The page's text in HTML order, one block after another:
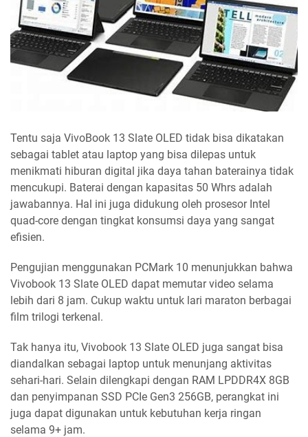
Tentu saja VivoBook 13 Slate OLED tidak bisa dikatakan
sebagai tablet atau laptop yang bisa dilepas untuk
menikmati hiburan digital jika daya tahan baterainya tidak
mencukupi. Baterai dengan kapasitas 50 Whrs adalah
jawabannya. Hal ini juga didukung oleh prosesor Intel
quad-core dengan tingkat konsumsi daya yang sangat
efisien.
Pengujian menggunakan PCMark 10 menunjukkan bahwa
Vivobook 13 Slate OLED dapat memutar video selama
lebih dari 8 jam. Cukup waktu untuk lari maraton berbagai
film trilogi terkenal.
Tak hanya itu, Vivobook 13 Slate OLED juga sangat bisa
diandalkan sebagai laptop untuk menunjang aktivitas
sehari-hari. Selain dilengkapi dengan RAM LPDDR4X 8GB
dan penyimpanan SSD PCIe Gen3 256GB, perangkat ini
juga dapat digunakan untuk kebutuhan kerja ringan
selama 9+ jam.